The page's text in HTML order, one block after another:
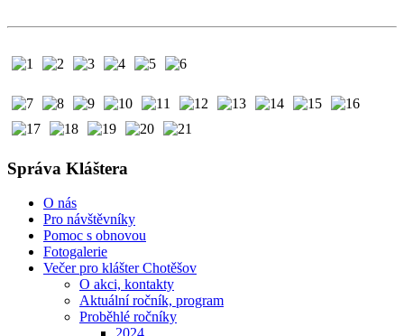
Správa Kláštera
O nás
Pro návštěvníky
Pomoc s obnovou
Fotogalerie
Večer pro klášter Chotěšov
O akci, kontakty
Aktuální ročník, program
Proběhlé ročníky